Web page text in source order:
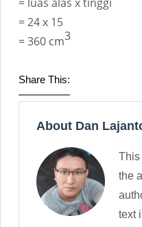
= 24 x 15
= 360 cm3
Share This:
About Dan
This
the
text